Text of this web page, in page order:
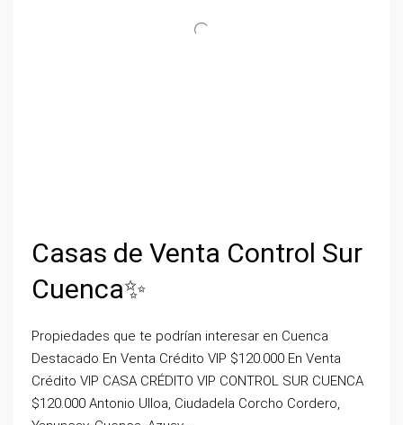
Casas de Venta Control Sur
Cuenca✨
Propiedades que te podrían interesar en Cuenca
Destacado En Venta Crédito VIP $120.000 En Venta
Crédito VIP CASA CRÉDITO VIP CONTROL SUR CUENCA
$120.000 Antonio Ulloa, Ciudadela Corcho Cordero,